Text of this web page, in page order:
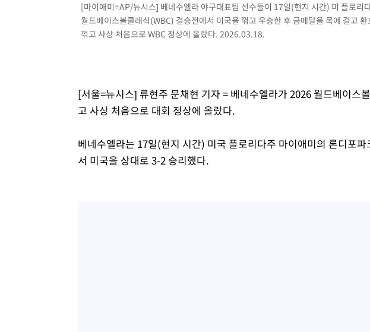
[마이애미=AP/뉴시스] 베네수엘라 야구대표팀 선수들이 17일(현지 시간) 미 플로리
월드베이스볼클래식(WBC) 결승전에서 미국을 꺾고 우승한 후 금메달을 목에 걸고
꺾고 사상 처음으로 WBC 정상에 올랐다. 2026.03.18.
[서울=뉴시스] 류현주 문채현 기자 = 베네수엘라가 2026 월드베이스
고 사상 처음으로 대회 정상에 올랐다.
베네수엘라는 17일(현지 시간) 미국 플로리다주 마이애미의 론디포
서 미국을 상대로 3-2 승리했다.